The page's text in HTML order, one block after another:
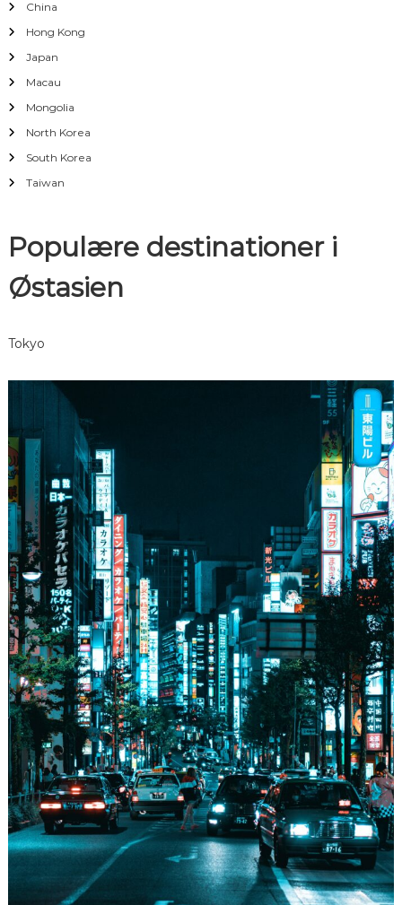
a
v
i
g
t
i
China
Hong Kong
Japan
Macau
Mongolia
North Korea
South Korea
Taiwan
Populære destinationer i
Østasien
Tokyo